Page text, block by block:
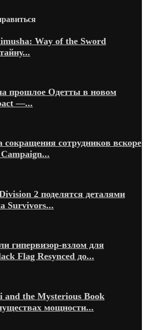
Way of the Sword
прошлое Одетты в новом
—...
сокращения сотрудников вскоре
2 поделятся деталями
Survivors...
гипервизор-взлом для
Flag Resynced до...
and the Mysterious Book
мощности...